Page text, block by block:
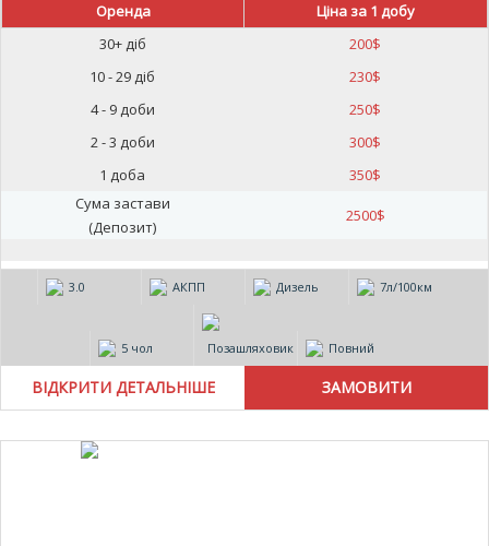
Оренда
Ціна за 1 добу
30+ діб
200$
10 - 29 діб
230$
4 - 9 доби
250$
2 - 3 доби
300$
1 доба
350$
Сума застави
(Депозит)
2500$
3.0 АКПП Дизель 7л/100км
5 чол Позашляховик Повний
ВІДКРИТИ ДЕТАЛЬНІШЕ